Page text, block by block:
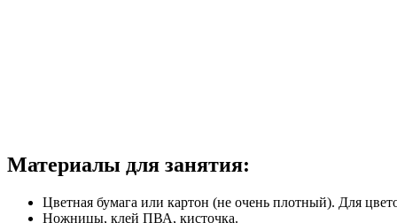
Материалы для занятия:
Цветная бумага или картон (не очень плотный). Для
Ножницы, клей ПВА, кисточка.